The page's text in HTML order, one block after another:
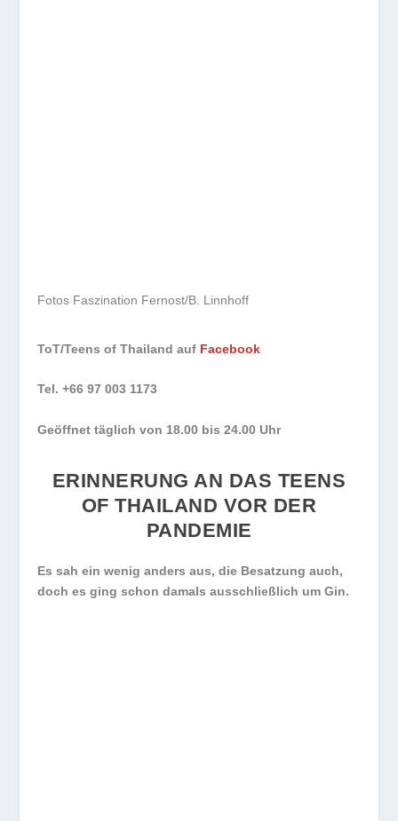
Fotos Faszination Fernost/B. Linnhoff
ToT/Teens of Thailand auf Facebook
Tel. +66 97 003 1173
Geöffnet täglich von 18.00 bis 24.00 Uhr
ERINNERUNG AN DAS TEENS
OF THAILAND VOR DER
PANDEMIE
Es sah ein wenig anders aus, die Besatzung auch,
doch es ging schon damals ausschließlich um Gin.